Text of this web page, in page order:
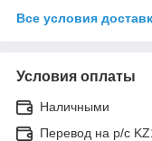
Все условия
Условия оплаты
Наличными
Перевод на р/с